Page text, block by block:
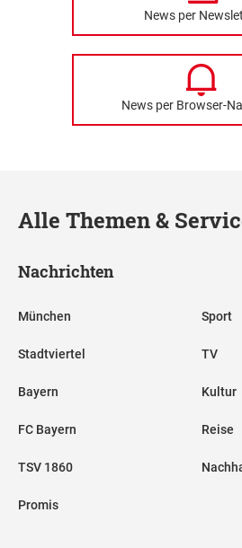
News per
News per Browser-
Alle Themen &
Nachrichten
München
Stadtviertel
Bayern
FC Bayern
TSV 1860
Promis
Sport
TV
Kultur
Reise